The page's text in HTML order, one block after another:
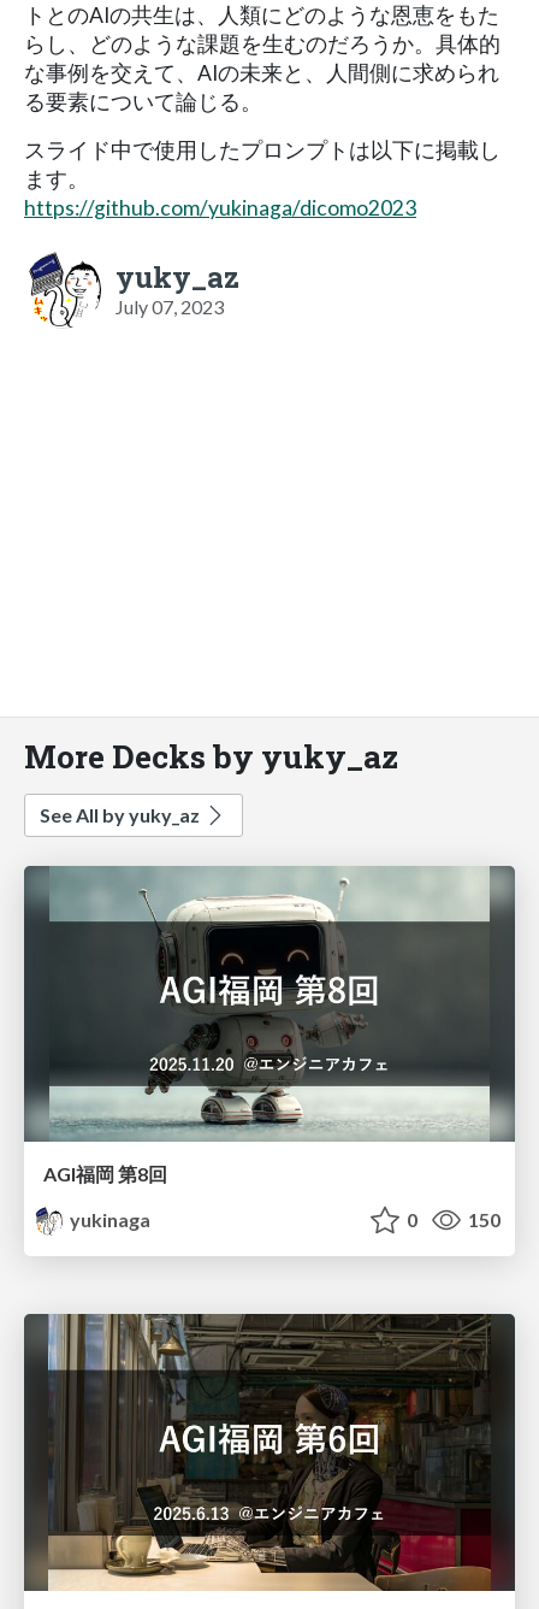
トとのAIの共生は、人類にどのような恩恵をもた
らし、どのような課題を生むのだろうか。具体的
な事例を交えて、AIの未来と、人間側に求められ
る要素について論じる。
スライド中で使用したプロンプトは以下に掲載し
ます。
https://github.com/yukinaga/dicomo2023
yuky_az
July 07, 2023
More Decks by yuky_az
See All by yuky_az
AGI福岡 第8回
yukinaga
0 150